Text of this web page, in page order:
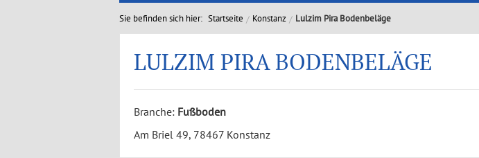
Sie befinden sich hier: Startseite Konstanz Lulzim Pira Bodenbeläge
LULZIM PIRA BODENBELÄGE
Branche: Fußboden
Am Briel 49, 78467 Konstanz